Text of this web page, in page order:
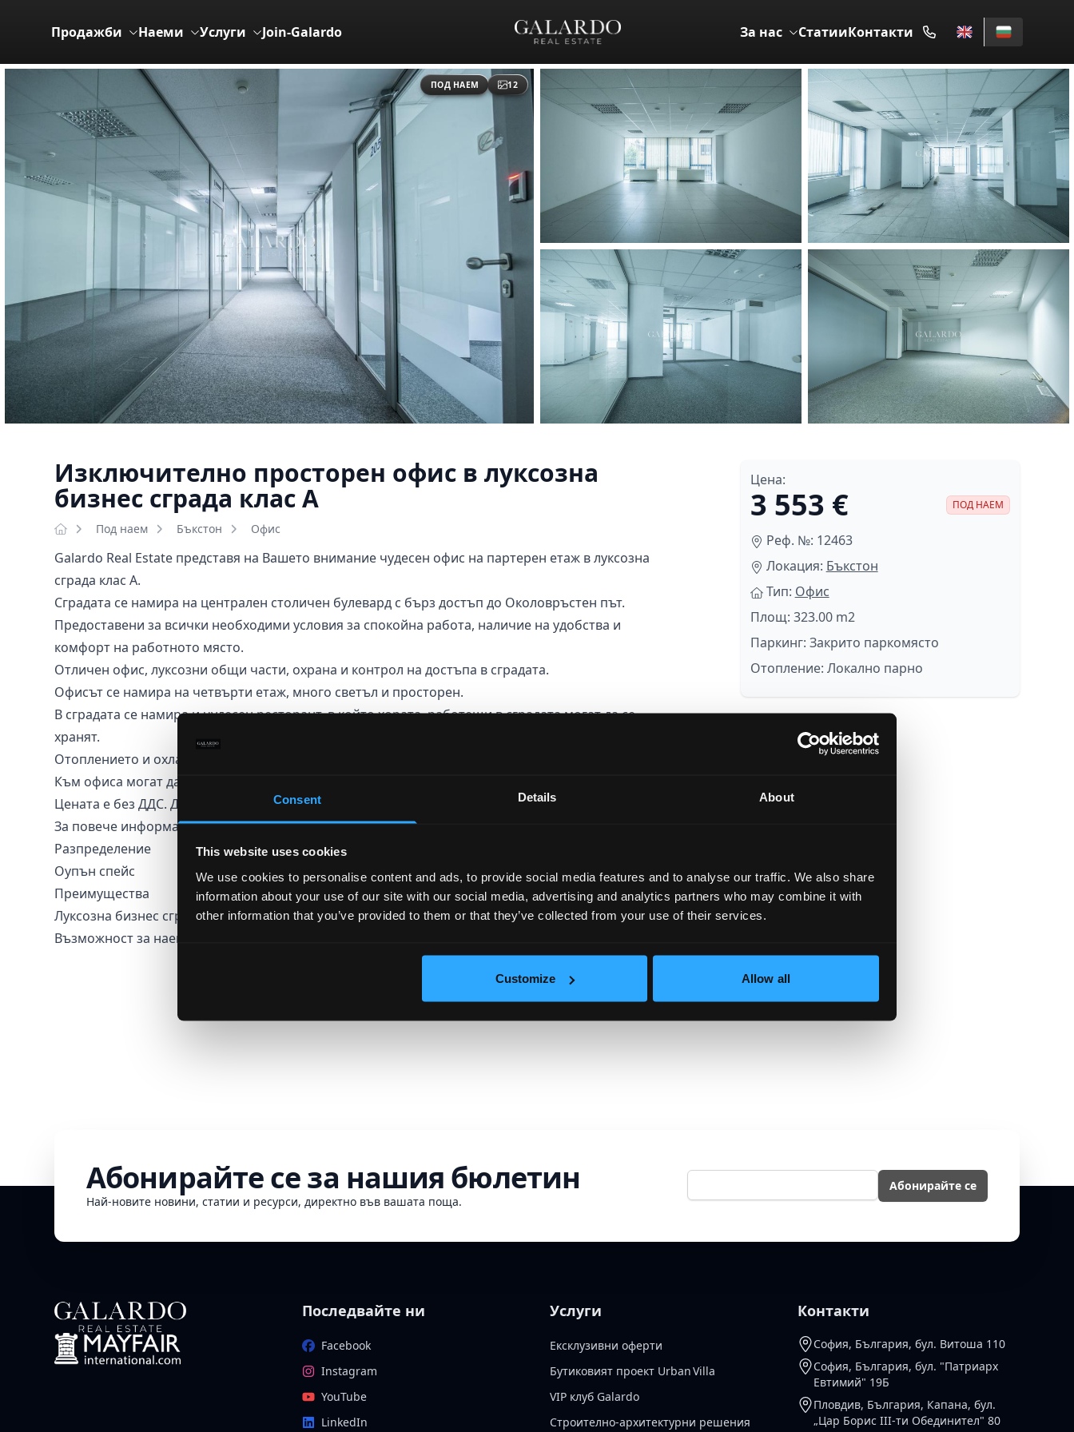
Consent Details About
This website uses cookies
We use cookies to personalise content and ads, to provide social media features and to analyse our traffic. We also share
information about your use of our site with our social media, advertising and analytics partners who may combine it with
other information that you’ve provided to them or that they’ve collected from your use of their services.
Customize Allow all
Продажби Наеми Услуги Join-Galardo За нас СтатииКонтакти
ПОД НАЕМ 12
ПОД НАЕМ 12
Изключително просторен офис в луксозна
бизнес сграда клас А
Под наем Бъкстон Офис
Galardo Real Estate представя на Вашето внимание чудесен офис на партерен етаж в луксозна
сграда клас А.
Сградата се намира на централен столичен булевард с бърз достъп до Околовръстен път.
Предоставени за всички необходими условия за спокойна работа, наличие на удобства и
комфорт на работното място.
Отличен офис, луксозни общи части, охрана и контрол на достъпа в сградата.
Офисът се намира на четвърти етаж, много светъл и просторен.
В сградата се намира и чудесен ресторант, в който хората, работещи в сградата могат да се
хранят.
Отоплението и охлаждането е с централна климатизационна система.
Към офиса могат да се наемат паркоместа. На пешеходно разстояние се намира метростанция.
Цената е без ДДС. Допълнително се плаща такса поддръжка.
Зa пoвeчe инфopмaция oтнocнo тoзи имoт, мoля cвъpжeтe ce c нaшия eĸип.
Разпределение
Оупън спейс
Преимущества
Луксозна бизнес сграда
Възможност за наемане на паркоместа
Цена:
3 553 € ПОД НАЕМ
Реф. №: 12463
Локация: Бъкстон
Тип: Офис
Площ: 323.00 m2
Паркинг: Закрито паркомясто
Отопление: Локално парно
Абонирайте се за нашия бюлетин
Най-новите новини, статии и ресурси, директно във вашата поща.
Е-мейл
Абонирайте се
Последвайте ни
Facebook
Instagram
YouTube
LinkedIn
Услуги
Ексклузивни оферти
Бутиковият проект Urban Villa
VIP клуб Galardo
Строително-архитектурни решения
Контакти
София, България, бул. Витоша 110
София, България, бул. "Патриарх
Евтимий" 19Б
Пловдив, България, Капана, бул.
„Цар Борис III-ти Обединител" 80